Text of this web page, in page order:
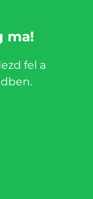
ma!
fel a